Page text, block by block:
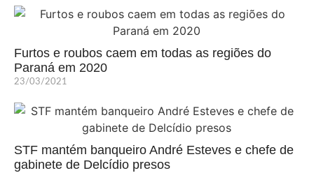
Furtos e roubos caem em todas as regiões do
Paraná em 2020
23/03/2021
STF mantém banqueiro André Esteves e chefe de
gabinete de Delcídio presos